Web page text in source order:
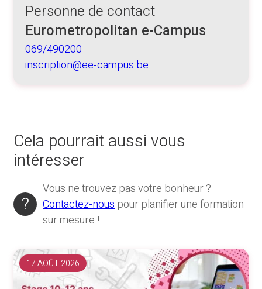
Personne de contact
Eurometropolitan e-Campus
069/490200
inscription@ee-campus.be
Cela pourrait aussi vous
intéresser
Vous ne trouvez pas votre bonheur ?
Contactez-nouspour planifier une formation
sur mesure !
17 AOÛT 2026